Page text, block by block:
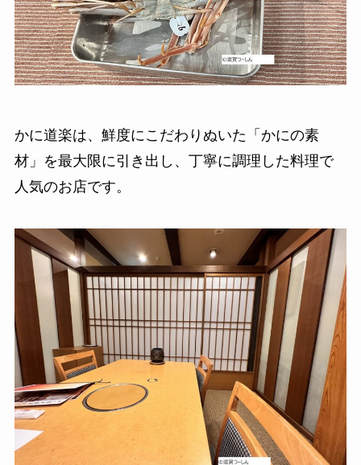
かに道楽は、鮮度にこだわりぬいた「かにの素
材」を最大限に引き出し、丁寧に調理した料理で
人気のお店です。